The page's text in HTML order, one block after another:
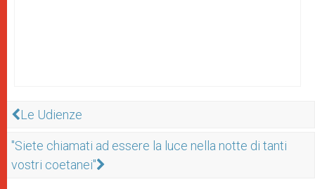
Le Udienze
"Siete chiamati ad essere la luce nella notte di tanti
vostri coetanei"